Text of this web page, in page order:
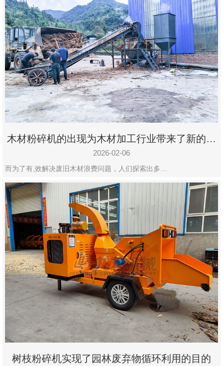
木材粉碎机的出现为木材加工行业带来了新的变
化
2026-02-06
而为了有,效解决废旧木材浪费问题，人们探索出多…
树枝粉碎机实现了园林废弃物循环利用的目的